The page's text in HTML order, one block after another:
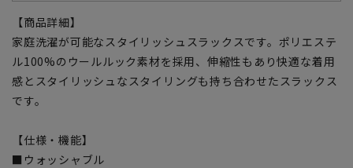
【商品詳細】
家庭洗濯が可能なスタイリッシュスラックスです。ポリエステ
ル100%のウールルック素材を採用、伸縮性もあり快適な着用
感とスタイリッシュなスタイリングも持ち合わせたスラックス
です。
【仕様・機能】
■ウォッシャブル